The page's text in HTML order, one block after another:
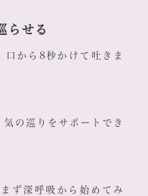
らせる
口から8秒かけて吐きま
の巡りをサポートでき
ず深呼吸から始めてみ